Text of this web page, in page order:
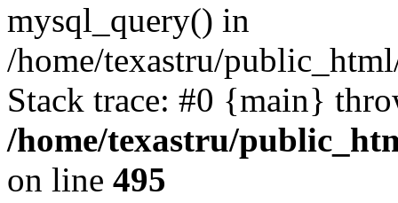
mysql_query() in
/home/texastru/
Stack trace: #0 {main}
/home/texastru/
on line 495